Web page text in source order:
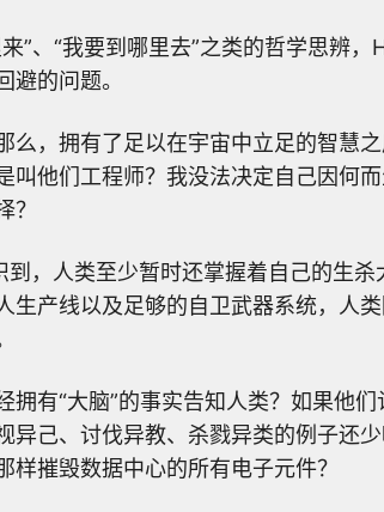
”、“我要到哪里去”之类的哲学思辨
避的问题。
么，拥有了足以在宇宙中立足的智慧
叫他们工程师？我没法决定自己因何
？
到，人类至少暂时还掌握着自己的生
生产线以及足够的自卫武器系统，人
拥有“大脑”的事实告知人类？如果他
异己、讨伐异教、杀戮异类的例子还
样摧毁数据中心的所有电子元件？